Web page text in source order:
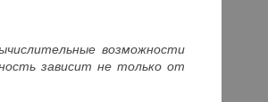
возможности
зависит не только от